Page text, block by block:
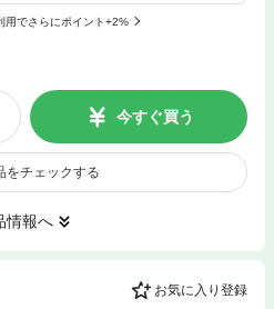
用でさらにポイント+2%
今すぐ買う
をチェックする
情報へ
お気に入り登録